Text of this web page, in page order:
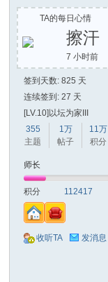
TA的每日心情
擦汗
7 小时前
签到天数: 825 天
连续签到: 27 天
[LV.10]以坛为家III
355
主题
1万
帖子
11万
积分
师长
积分 112417
收听TA 发消息